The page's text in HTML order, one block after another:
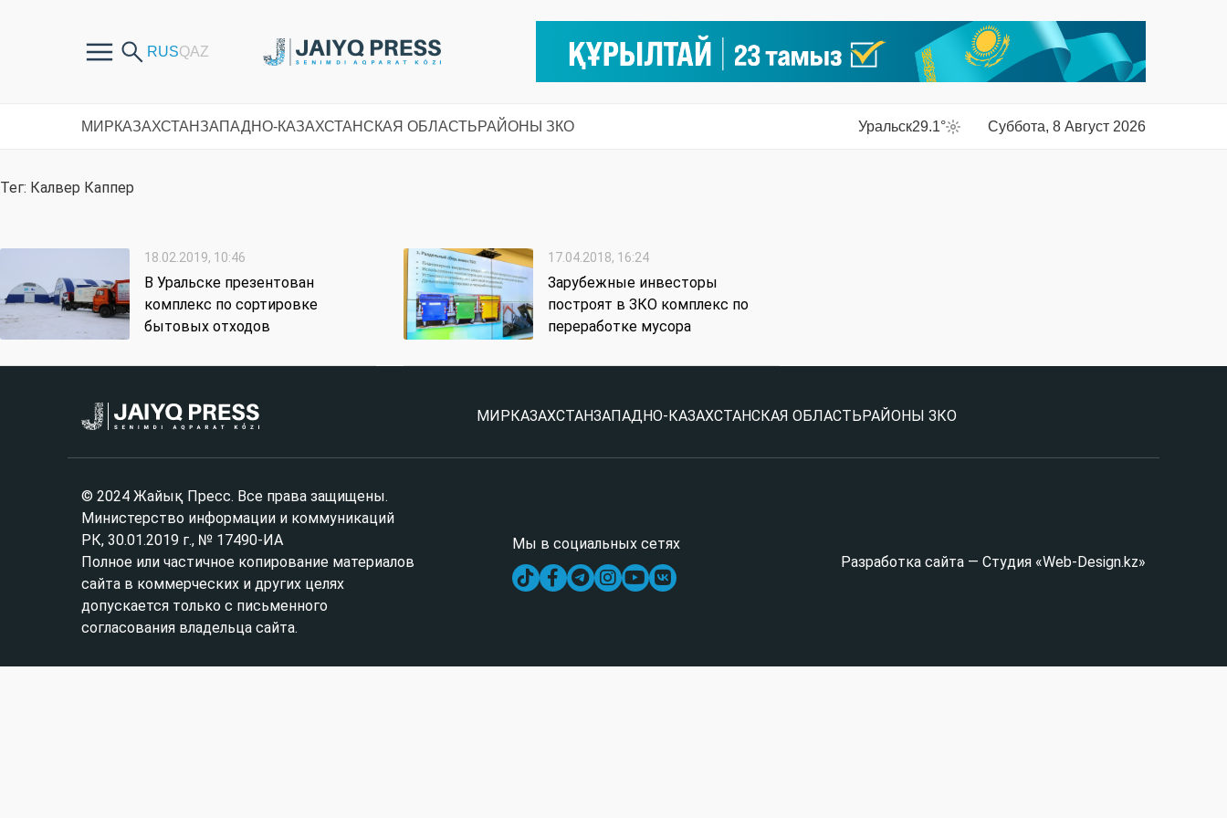
МИРКАЗАХСТАНЗАПАДНО-КАЗАХСТАНСКАЯ ОБЛАСТЬРАЙОНЫ ЗКО Уральск29.1° Суббота, 8 Август 2026
Тег: Калвер Каппер
18.02.2019, 10:46
В Уральске презентован
комплекс по сортировке
бытовых отходов
17.04.2018, 16:24
Зарубежные инвесторы
построят в ЗКО комплекс по
переработке мусора
МИР КАЗАХСТАНЗАПАДНО-КАЗАХСТАНСКАЯ ОБЛАСТЬ РАЙОНЫ ЗКО
© 2024 Жайық Пресс. Все права защищены.
Министерство информации и коммуникаций
РК, 30.01.2019 г., № 17490-ИА
Полное или частичное копирование материалов
сайта в коммерческих и других целях
допускается только с письменного
согласования владельца сайта.
Мы в социальных сетях
Разработка сайта — Студия «Web-Design.kz»